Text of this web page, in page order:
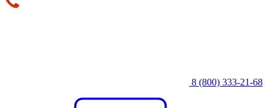
8 (800) 333‑21-68